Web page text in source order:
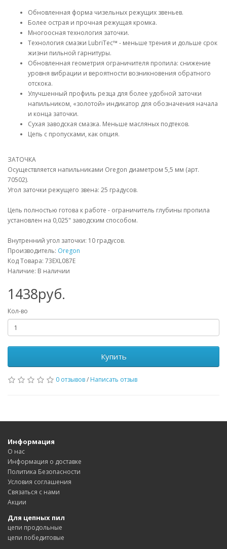
Обновленная форма чизельных режущих звеньев.
Более острая и прочная режущая кромка.
Многоосная технология заточки.
Технология смазки LubriTec™ - меньше трения и дольше срок
жизни пильной гарнитуры.
Обновленная геометрия ограничителя пропила: снижение
уровня вибрации и вероятности возникновения обратного
отскока.
Улучшенный профиль резца для более удобной заточки
напильником, «золотой» индикатор для обозначения начала
и конца заточки.
Сухая заводская смазка. Меньше масляных подтеков.
Цепь с пропусками, как опция.
ЗАТОЧКА
Осуществляется напильниками Oregon диаметром 5,5 мм (арт.
70502).
Угол заточки режущего звена: 25 градусов.
Цепь полностью готова к работе - ограничитель глубины пропила
установлен на 0,025" заводским способом.
Внутренний угол заточки: 10 градусов.
Производитель: Oregon
Код Товара: 73EXL087E
Наличие: В наличии
1438руб.
Кол-во
Купить
0 отзывов/ Написать отзыв
Информация
О нас
Информация о доставке
Политика Безопасности
Условия соглашения
Связаться с нами
Акции
Для цепных пил
цепи продольные
цепи победитовые